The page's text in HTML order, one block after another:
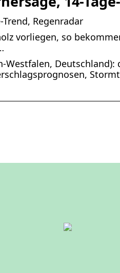
Regenradar
vorliegen, so
Deutschland):